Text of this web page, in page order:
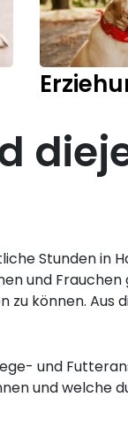
Stunden in
und Frauchen
zu können. Aus
und
und welche